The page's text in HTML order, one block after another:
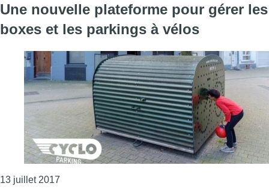
Une nouvelle plateforme pour gérer les
boxes et les parkings à vélos
13 juillet 2017